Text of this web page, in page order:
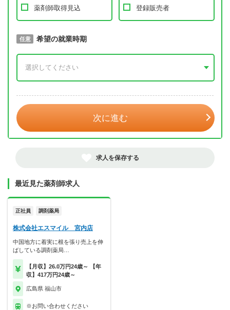
薬剤師取得見込 登録販売者
必須 取得予定年
任意 希望の就業時期
次に進む
求人を保存する
最近見た薬剤師求人
正社員 調剤薬局
株式会社エスマイル 宮内店
中国地方に着実に根を張り売上を伸
ばしている調剤薬局…
【月収】26.0万円24歳～ 【年
収】417万円24歳～
広島県 福山市
※お問い合わせください